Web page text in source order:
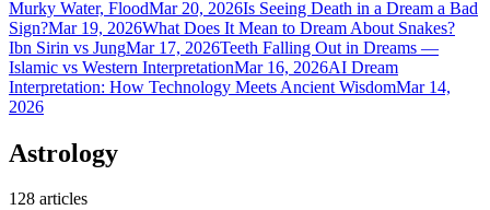
Murky Water, FloodMar 20, 2026Is Seeing Death in a Dream a Bad
Sign?Mar 19, 2026What Does It Mean to Dream About Snakes?
Ibn Sirin vs JungMar 17, 2026Teeth Falling Out in Dreams —
Islamic vs Western InterpretationMar 16, 2026AI Dream
Interpretation: How Technology Meets Ancient WisdomMar 14,
2026
Astrology
128 articles